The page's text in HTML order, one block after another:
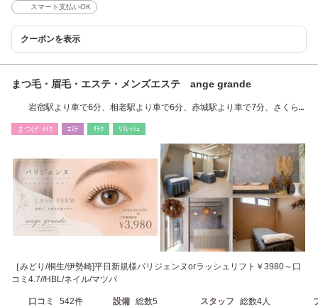
スマート支払いOK
クーポンを表示
まつ毛・眉毛・エステ・メンズエステ ange grande
岩宿駅より車で6分、相老駅より車で6分、赤城駅より車で7分、さくら
まつげ･ﾒｲｸ ｴｽﾃ ﾘﾗｸ ﾘﾌﾚｯｼｭ
［みどり/桐生/伊勢崎]平日新規様パリジェンヌorラッシュリフト￥3980～口
コミ4.7//HBL/ネイル/マツパ
口コミ 542件 設備 総数5 スタッフ 総数4人